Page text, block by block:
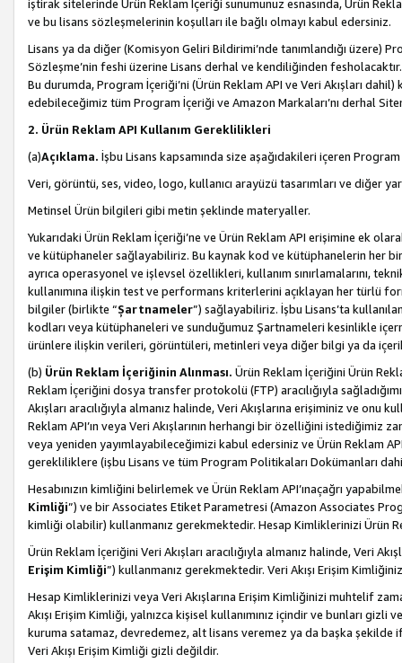
iştirak sitelerinde Ürün Reklam İçeriği sunumunuz esnasında, Ürün
ve bu lisans sözleşmelerinin koşulları ile bağlı olmayı kabul edersiniz.
Lisans ya da diğer (Komisyon Geliri Bildirimi’nde tanımlandığı üzere)
Sözleşme’nin feshi üzerine Lisans derhal ve kendiliğinden
Bu durumda, Program İçeriği’ni (Ürün Reklam API ve Veri Akışları
edebileceğimiz tüm Program İçeriği ve Amazon Markaları’nı derhal
2. Ürün Reklam API Kullanım Gereklilikleri
(a)Açıklama. İşbu Lisans kapsamında size aşağıdakileri içeren
Veri, görüntü, ses, video, logo, kullanıcı arayüzü tasarımları ve diğer
Metinsel Ürün bilgileri gibi metin şeklinde materyaller.
Yukarıdaki Ürün Reklam İçeriği’ne ve Ürün Reklam API erişimine ek
ve kütüphaneler sağlayabiliriz. Bu kaynak kod ve kütüphanelerin her
ayrıca operasyonel ve işlevsel özellikleri, kullanım sınırlamalarını,
kullanımına ilişkin test ve performans kriterlerini açıklayan her türlü
bilgiler (birlikte “Şartnameler”) sağlayabiliriz. İşbu Lisans’ta
kodları veya kütüphaneleri ve sunduğumuz Şartnameleri kesinlikle
ürünlere ilişkin verileri, görüntüleri, metinleri veya diğer bilgi ya da
(b) Ürün Reklam İçeriğinin Alınması. Ürün Reklam İçeriğini Ürün
Reklam İçeriğini dosya transfer protokolü (FTP) aracılığıyla
Akışları aracılığıyla almanız halinde, Veri Akışlarına erişiminiz ve onu
Reklam API’ın veya Veri Akışlarının herhangi bir özelliğini
veya yeniden yayımlayabileceğimizi kabul edersiniz ve Ürün Reklam
gerekliliklere (işbu Lisans ve tüm Program Politikaları Dokümanları
Hesabınızın kimliğini belirlemek ve Ürün Reklam API’ınaçağrı
Kimliği”) ve bir Associates Etiket Parametresi (Amazon Associates
kimliği olabilir) kullanmanız gerekmektedir. Hesap Kimliklerinizi Ürün
Ürün Reklam İçeriğini Veri Akışları aracılığıyla almanız halinde, Veri
Erişim Kimliği”) kullanmanız gerekmektedir. Veri Akışı Erişim
Hesap Kimliklerinizi veya Veri Akışlarına Erişim Kimliğinizi muhtelif
Akışı Erişim Kimliği, yalnızca kişisel kullanımınız içindir ve bunları
kuruma satamaz, devredemez, alt lisans veremez ya da başka şekilde
Veri Akışı Erişim Kimliği gizli değildir.